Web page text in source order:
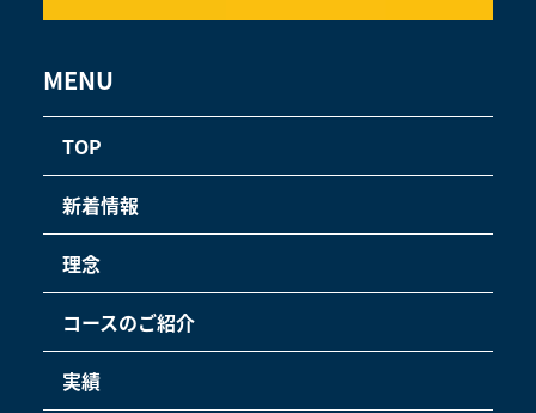
MENU
TOP
新着情報
理念
コースのご紹介
実績